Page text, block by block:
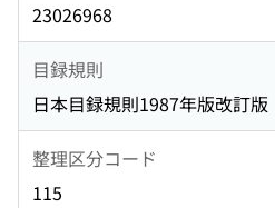
23026968
目録規則
日本目録規則1987年版改訂版
整理区分コード
115